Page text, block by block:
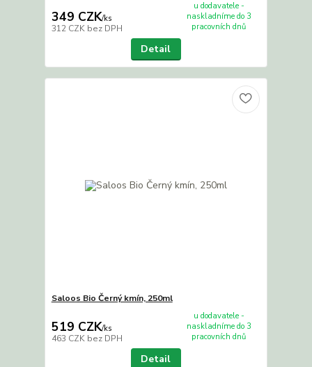
349 CZK/ks
312 CZK bez DPH
u dodavatele -
naskladníme do 3
pracovních dnů
Detail
Saloos Bio Černý kmín, 250ml
519 CZK/ks
463 CZK bez DPH
u dodavatele -
naskladníme do 3
pracovních dnů
Detail